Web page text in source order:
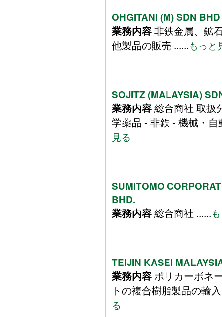
OHGITANI (M) SDN BHD
業務内容非鉄金属、鉱
他製品の販売 ......もっと
SOJITZ (MALAYSIA)
業務内容総合商社 取扱
学薬品 - 非鉄 - 機械・自
見る
SUMITOMO
BHD.
業務内容総合商社 ......
TEIJIN KASEI
業務内容 ポリカーボネ
トの複合樹脂製品の輸
る